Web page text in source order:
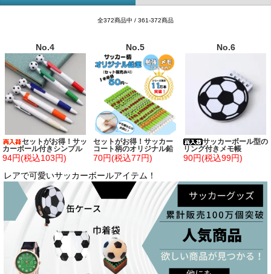
全372商品中 / 361-372商品
No.4
セットがお得！サッ
カーボール付きシンプル
ボールペン 単価７８円～
94円(税込103円)
No.5
セットがお得！サッカー
コート柄のオリジナル鉛
筆(New) 単価５０円～
70円(税込77円)
No.6
サッカーボール型の
リング付きメモ帳
90円(税込99円)
レアで可愛いサッカーボールアイテム！